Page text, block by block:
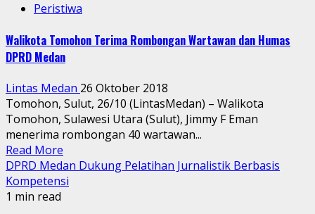
Peristiwa
Walikota Tomohon Terima Rombongan Wartawan dan Humas
DPRD Medan
Lintas Medan 26 Oktober 2018
Tomohon, Sulut, 26/10 (LintasMedan) – Walikota
Tomohon, Sulawesi Utara (Sulut), Jimmy F Eman
menerima rombongan 40 wartawan...
Read More
DPRD Medan Dukung Pelatihan Jurnalistik Berbasis
Kompetensi
1 min read